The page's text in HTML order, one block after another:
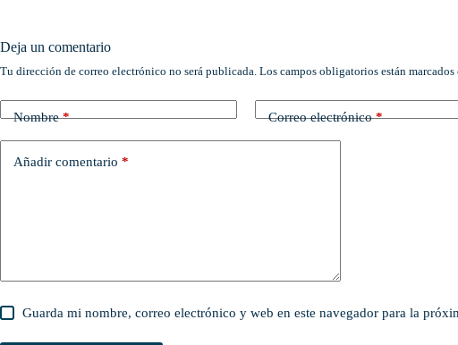
Deja un comentario
Tu dirección de correo electrónico no será publicada. Los campos obligatorios están marcados
Nombre* Correo electrónico*
Añadir comentario *
Guarda mi nombre, correo electrónico y web en este navegador para la